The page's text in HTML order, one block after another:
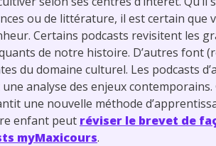
ou de littérature, il est certain que
Certains podcasts revisitent les
de notre histoire. D’autres font
du domaine culturel. Les podcasts
analyse des enjeux
une nouvelle méthode
enfant peut réviser le brevet de
myMaxicours.